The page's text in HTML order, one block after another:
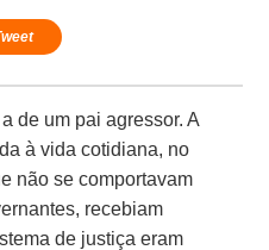
de um pai agressor. A
à vida cotidiana, no
não se comportavam
recebiam
de justiça eram